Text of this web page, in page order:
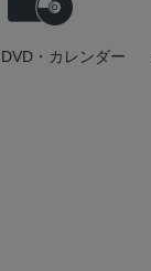
・カレンダー